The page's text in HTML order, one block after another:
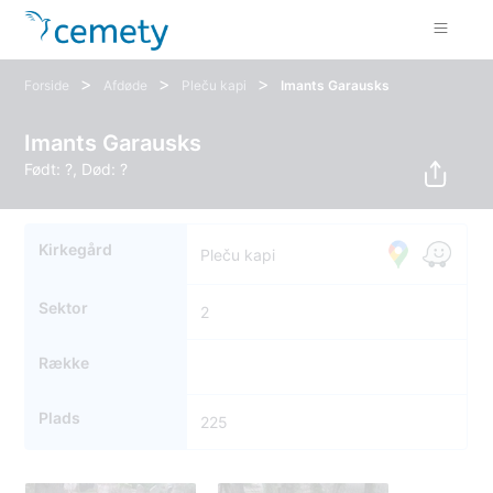
Forside > Afdøde > Pleču kapi > Imants Garausks
Imants Garausks
Født: ?, Død: ?
Kirkegård Pleču kapi
Sektor 2
Række
Plads 225